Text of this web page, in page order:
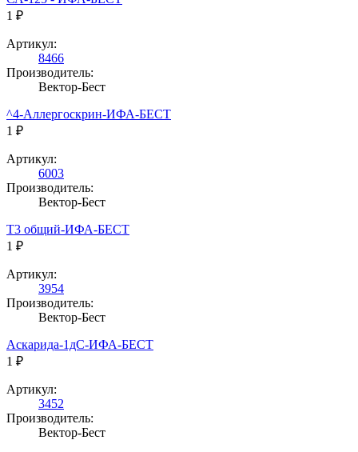
1 ₽
Артикул:
8466
Производитель:
Вектор-Бест
^4-Аллергоскрин-ИФА-БЕСТ
1 ₽
Артикул:
6003
Производитель:
Вектор-Бест
Т3 общий-ИФА-БЕСТ
1 ₽
Артикул:
3954
Производитель:
Вектор-Бест
Аскарида-1дС-ИФА-БЕСТ
1 ₽
Артикул:
3452
Производитель:
Вектор-Бест